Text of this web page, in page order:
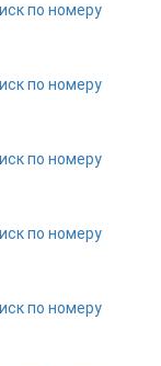
по номеру
по номеру
по номеру
по номеру
по номеру